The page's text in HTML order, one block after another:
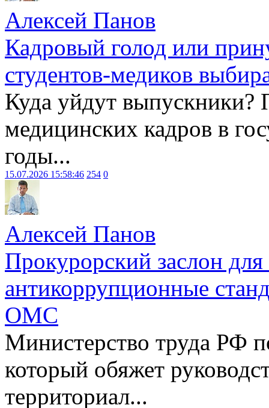
Алексей Панов
Кадровый голод или
студентов-медиков
Куда уйдут выпускники?
медицинских кадров в
годы...
15.07.2026 15:58:46 254 0
Алексей Панов
Прокурорский заслон
антикоррупционные
ОМС
Министерство труда РФ
который обяжет
территориал...